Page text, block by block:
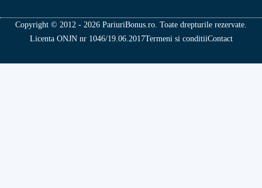
Copyright © 2012 - 2026 PariuriBonus.ro. Toate drepturile rezervate.
Licenta ONJN nr 1046/19.06.2017Termeni si conditiiContact